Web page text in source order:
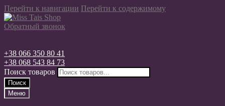
Перейти к навигации Перейти к содержимому
Обратный звонок
+38 066 350 80 41
+38 068 543 84 73
Поиск товаров
Поиск
Меню